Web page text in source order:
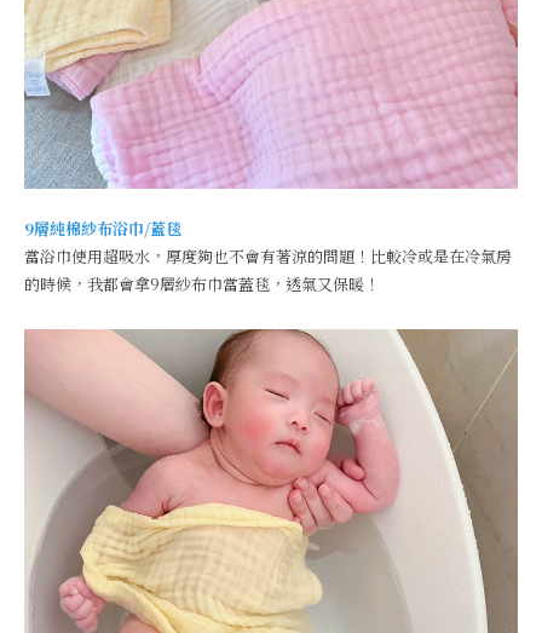
9層純棉紗布浴巾/蓋毯
當浴巾使用超吸水，厚度夠也不會有著涼的問題！比較冷或是在冷氣房
的時候，我都會拿9層紗布巾當蓋毯，透氣又保暖！